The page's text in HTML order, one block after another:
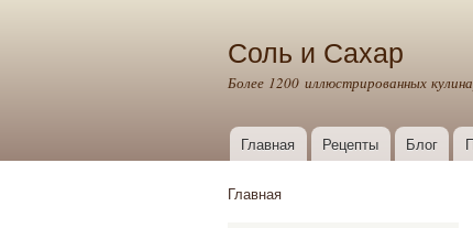
Соль и Сахар
Более 1200 иллюстрированных
Главное меню
Главная Рецепты Блог
Главная